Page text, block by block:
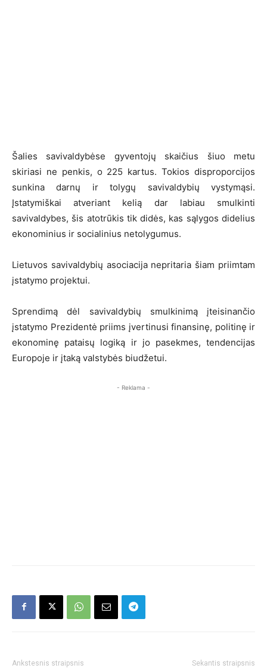
Šalies savivaldybėse gyventojų skaičius šiuo metu
skiriasi ne penkis, o 225 kartus. Tokios disproporcijos
sunkina darnų ir tolygų savivaldybių vystymąsi.
Įstatymiškai atveriant kelią dar labiau smulkinti
savivaldybes, šis atotrūkis tik didės, kas sąlygos didelius
ekonominius ir socialinius netolygumus.
Lietuvos savivaldybių asociacija nepritaria šiam priimtam
įstatymo projektui.
Sprendimą dėl savivaldybių smulkinimą įteisinančio
įstatymo Prezidentė priims įvertinusi finansinę, politinę ir
ekonominę pataisų logiką ir jo pasekmes, tendencijas
Europoje ir įtaką valstybės biudžetui.
- Reklama -
Ankstesnis straipsnis Sekantis straipsnis